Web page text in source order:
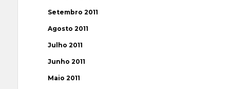
Setembro 2011
Agosto 2011
Julho 2011
Junho 2011
Maio 2011